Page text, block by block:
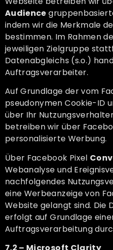
Audience
indem wir die Merkmale
bestimmen. Im Rahmen
jeweiligen Zielgruppe
Datenabgleichs (s.o.)
Auftragsverarbeiter.
Auf Grundlage der vom
pseudonymen Cookie-ID
über Ihr
betreiben wir über
personalisierte Werbung.
Über Facebook Pixel
Webanalyse und
nachfolgendes
eine Werbeanzeige von
Website gelangt sind. Die
erfolgt auf Grundlage
Auftragsverarbeitung